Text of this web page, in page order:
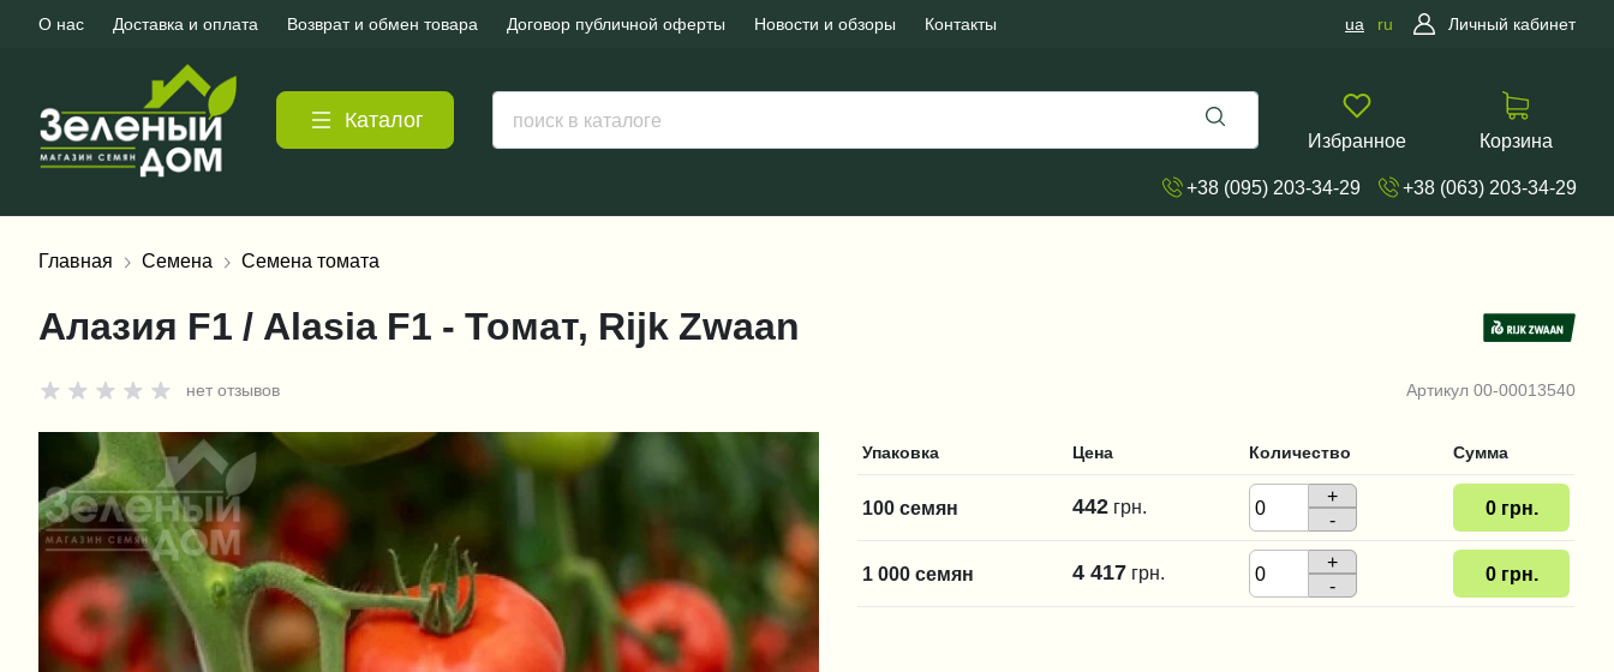
О нас Доставка и оплата Возврат и обмен товара Договор публичной оферты Новости и обзоры Контакты ua ru Личный кабинет
Каталог
Избранное Корзина
+38 (095) 203-34-29 +38 (063) 203-34-29
Главная Семена Семена томата
Артикул 00-00013540
Алазия F1 / Alasia F1 - Томат, Rijk Zwaan
нет отзывов
Упаковка Цена Количество Сумма
100 семян 442 грн.
+
-
0 грн.
1 000 семян 4 417 грн.
+
-
0 грн.